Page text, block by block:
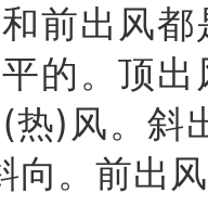
前出风
的。顶
热)风。斜
向。前出